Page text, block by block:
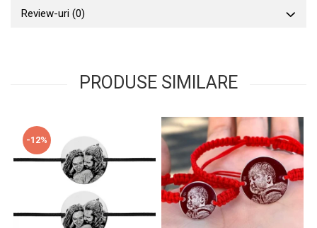
Review-uri (0)
PRODUSE SIMILARE
-12%